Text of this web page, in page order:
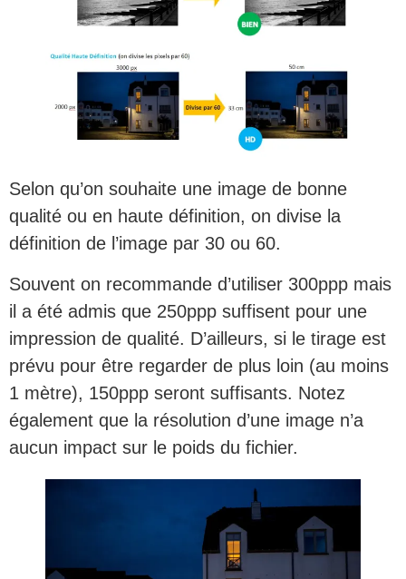
Selon qu’on souhaite une image de bonne
qualité ou en haute définition, on divise la
définition de l’image par 30 ou 60.
Souvent on recommande d’utiliser 300ppp mais
il a été admis que 250ppp suffisent pour une
impression de qualité. D’ailleurs, si le tirage est
prévu pour être regarder de plus loin (au moins
1 mètre), 150ppp seront suffisants. Notez
également que la résolution d’une image n’a
aucun impact sur le poids du fichier.